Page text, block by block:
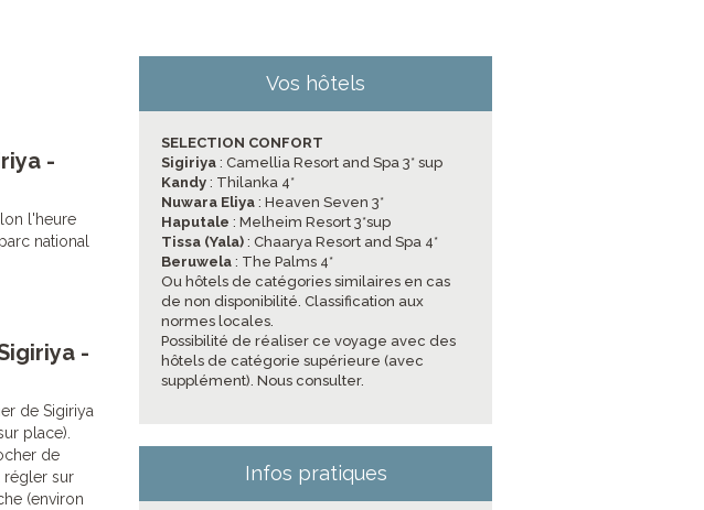
-
l'heure
national
-
de Sigiriya
place).
de
régler sur
(environ
Vos hôtels
SELECTION CONFORT
Sigiriya : Camellia Resort and Spa 3* sup
Kandy : Thilanka 4*
Nuwara Eliya : Heaven Seven 3*
Haputale : Melheim Resort 3*sup
Tissa (Yala) : Chaarya Resort and Spa 4*
Beruwela : The Palms 4*
Ou hôtels de catégories similaires en cas
de non disponibilité. Classification aux
normes locales.
Possibilité de réaliser ce voyage avec des
hôtels de catégorie supérieure (avec
supplément). Nous consulter.
Infos pratiques